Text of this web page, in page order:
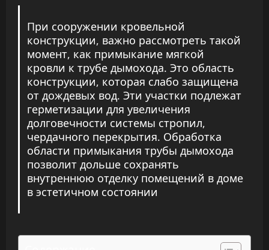
При сооружении кровельной
конструкции, важно рассмотреть такой
момент, как примыкание мягкой
кровли к трубе дымохода. Это область
конструкции, которая слабо защищена
от дождевых вод. Эти участки подлежат
герметизации для увеличения
долговечности системы стропил,
чердачного перекрытия. Обработка
области примыкания трубы дымохода
позволит дольше сохранять
внутреннюю отделку помещений в доме
в эстетичном состоянии